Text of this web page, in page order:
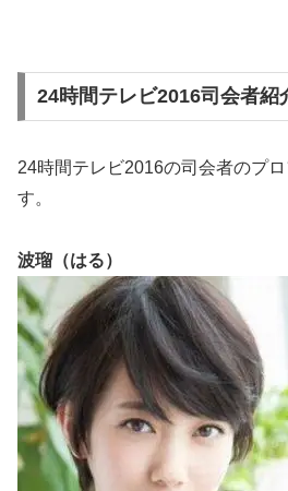
24時間テレビ2016司会者紹
24時間テレビ2016の司会者のプ
す。
波瑠（はる）